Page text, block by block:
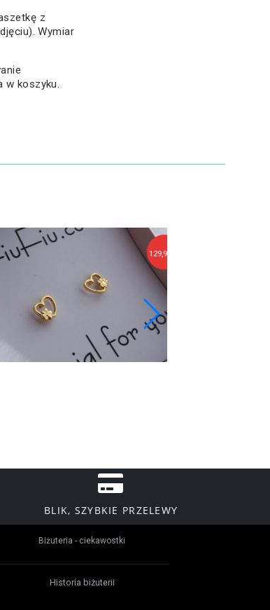
z
Wymiar
w koszyku.
129,90 zł
BLIK, SZYBKIE PRZELEWY
Biżuteria - ciekawostki
Historia biżuterii